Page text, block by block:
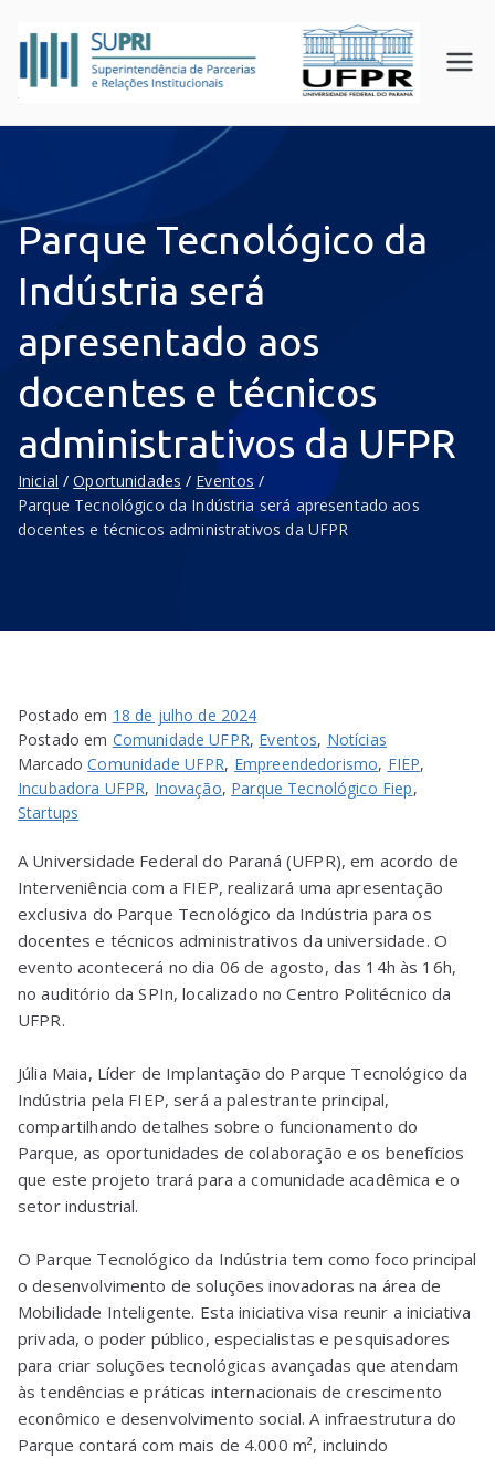
SUPR
Superin
cia de
es
Parque Tecnológico da
Indústria será
apresentado aos
docentes e técnicos
administrativos da UFPR
Inicial Oportunidades
Eventos
Parque Tecnológico da Indústria será apresentado aos
docentes e técnicos administrativos da UFPR
Postado em 18 de julho de 2024
Postado em Comunidade UFPR, Eventos, Notícias
MarcadoComunidade UFPR, Empreendedorismo, FIEP,
Incubadora UFPR, Inovação, Parque Tecnológico Fiep,
Startups
A Universidade Federal do Paraná (UFPR), em acordo de
Interveniência com a FIEP, realizará uma apresentação
exclusiva do Parque Tecnológico da Indústria para os
docentes e técnicos administrativos da universidade. O
evento acontecerá no dia 06 de agosto, das 14h às 16h,
no auditório da SPIn, localizado no Centro Politécnico da
UFPR.
Júlia Maia, Líder de Implantação do Parque Tecnológico da
Indústria pela FIEP, será a palestrante principal,
compartilhando detalhes sobre o funcionamento do
Parque, as oportunidades de colaboração e os benefícios
que este projeto trará para a comunidade acadêmica e o
setor industrial.
O Parque Tecnológico da Indústria tem como foco principal
o desenvolvimento de soluções inovadoras na área de
Mobilidade Inteligente. Esta iniciativa visa reunir a iniciativa
privada, o poder público, especialistas e pesquisadores
para criar soluções tecnológicas avançadas que atendam
às tendências e práticas internacionais de crescimento
econômico e desenvolvimento social. A infraestrutura do
Parque contará com mais de 4.000 m², incluindo